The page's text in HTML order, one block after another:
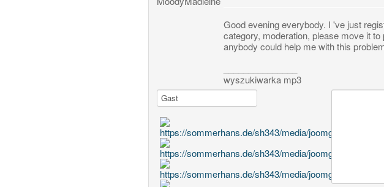
Good evening everybody. I 've just
category, moderation, please move it
anybody could help me with this
wyszukiwarka mp3